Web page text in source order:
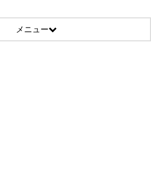
メニュー